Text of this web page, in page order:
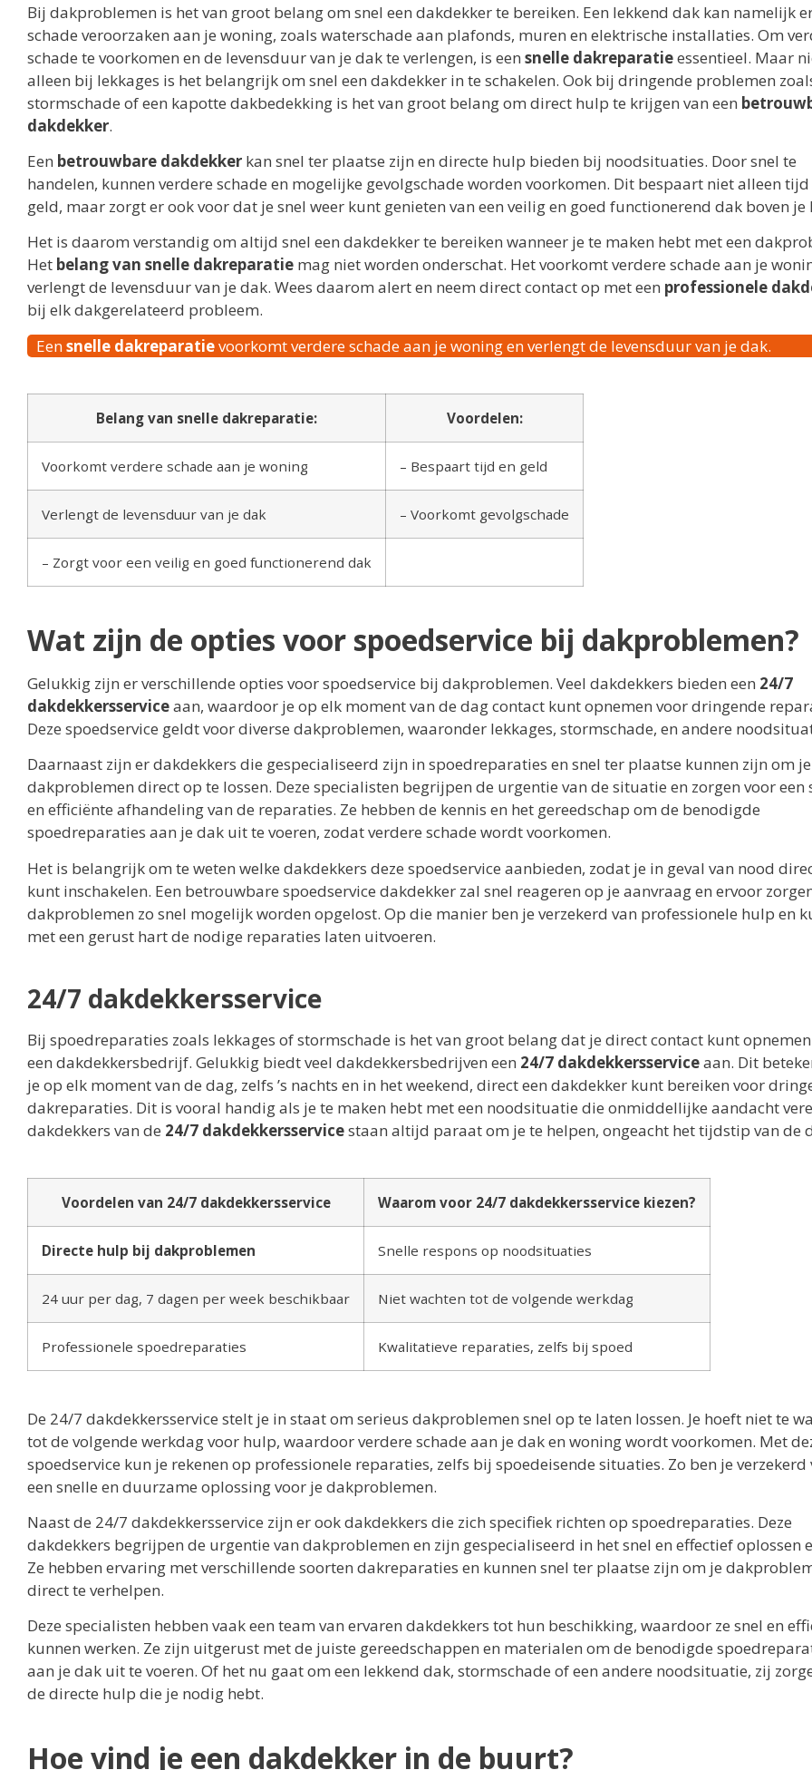
Bij dakproblemen is het van groot belang om snel een dakdekker te bereiken. Een lekkend dak kan namelijk
schade veroorzaken aan je woning, zoals waterschade aan plafonds, muren en elektrische installaties. Om
schade te voorkomen en de levensduur van je dak te verlengen, is een snelle dakreparatieessentieel. Maar
alleen bij lekkages is het belangrijk om snel een dakdekker in te schakelen. Ook bij dringende problemen
stormschade of een kapotte dakbedekking is het van groot belang om direct hulp te krijgen van een
dakdekker.
Een betrouwbare dakdekker kan snel ter plaatse zijn en directe hulp bieden bij noodsituaties. Door snel te
handelen, kunnen verdere schade en mogelijke gevolgschade worden voorkomen. Dit bespaart niet alleen tijd
geld, maar zorgt er ook voor dat je snel weer kunt genieten van een veilig en goed functionerend dak boven je
Het is daarom verstandig om altijd snel een dakdekker te bereiken wanneer je te maken hebt met een
Het belang van snelle dakreparatie mag niet worden onderschat. Het voorkomt verdere schade aan je
verlengt de levensduur van je dak. Wees daarom alert en neem direct contact op met een professionele
bij elk dakgerelateerd probleem.
Eensnelle dakreparatievoorkomt verdere schade aan je woning en verlengt de levensduur van je dak.
Belang van snelle dakreparatie: Voordelen:
Voorkomt verdere schade aan je woning – Bespaart tijd en geld
Verlengt de levensduur van je dak – Voorkomt gevolgschade
– Zorgt voor een veilig en goed functionerend dak
Wat zijn de opties voor spoedservice bij dakproblemen?
Gelukkig zijn er verschillende opties voor spoedservice bij dakproblemen. Veel dakdekkers bieden een 24/7
dakdekkersserviceaan, waardoor je op elk moment van de dag contact kunt opnemen voor dringende
Deze spoedservice geldt voor diverse dakproblemen, waaronder lekkages, stormschade, en andere
Daarnaast zijn er dakdekkers die gespecialiseerd zijn in spoedreparaties en snel ter plaatse kunnen zijn om je
dakproblemen direct op te lossen. Deze specialisten begrijpen de urgentie van de situatie en zorgen voor een
en efficiënte afhandeling van de reparaties. Ze hebben de kennis en het gereedschap om de benodigde
spoedreparaties aan je dak uit te voeren, zodat verdere schade wordt voorkomen.
Het is belangrijk om te weten welke dakdekkers deze spoedservice aanbieden, zodat je in geval van nood
kunt inschakelen. Een betrouwbare spoedservice dakdekker zal snel reageren op je aanvraag en ervoor
dakproblemen zo snel mogelijk worden opgelost. Op die manier ben je verzekerd van professionele hulp en
met een gerust hart de nodige reparaties laten uitvoeren.
24/7 dakdekkersservice
Bij spoedreparaties zoals lekkages of stormschade is het van groot belang dat je direct contact kunt
een dakdekkersbedrijf. Gelukkig biedt veel dakdekkersbedrijven een 24/7 dakdekkersserviceaan. Dit
je op elk moment van de dag, zelfs ’s nachts en in het weekend, direct een dakdekker kunt bereiken voor
dakreparaties. Dit is vooral handig als je te maken hebt met een noodsituatie die onmiddellijke aandacht
dakdekkers van de 24/7 dakdekkersservicestaan altijd paraat om je te helpen, ongeacht het tijdstip van de
Voordelen van 24/7 dakdekkersservice Waarom voor 24/7 dakdekkersservice kiezen?
Directe hulp bij dakproblemen Snelle respons op noodsituaties
24 uur per dag, 7 dagen per week beschikbaar Niet wachten tot de volgende werkdag
Professionele spoedreparaties Kwalitatieve reparaties, zelfs bij spoed
De 24/7 dakdekkersservice stelt je in staat om serieus dakproblemen snel op te laten lossen. Je hoeft niet te
tot de volgende werkdag voor hulp, waardoor verdere schade aan je dak en woning wordt voorkomen. Met
spoedservice kun je rekenen op professionele reparaties, zelfs bij spoedeisende situaties. Zo ben je verzekerd
een snelle en duurzame oplossing voor je dakproblemen.
Naast de 24/7 dakdekkersservice zijn er ook dakdekkers die zich specifiek richten op spoedreparaties. Deze
dakdekkers begrijpen de urgentie van dakproblemen en zijn gespecialiseerd in het snel en effectief oplossen
Ze hebben ervaring met verschillende soorten dakreparaties en kunnen snel ter plaatse zijn om je
direct te verhelpen.
Deze specialisten hebben vaak een team van ervaren dakdekkers tot hun beschikking, waardoor ze snel en
kunnen werken. Ze zijn uitgerust met de juiste gereedschappen en materialen om de benodigde
aan je dak uit te voeren. Of het nu gaat om een lekkend dak, stormschade of een andere noodsituatie, zij
de directe hulp die je nodig hebt.
Hoe vind je een dakdekker in de buurt?